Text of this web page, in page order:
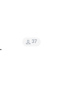
37